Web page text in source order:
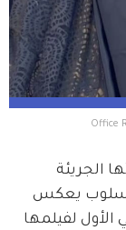
الجريئة
بأسلوب يعكس
لفيلمها